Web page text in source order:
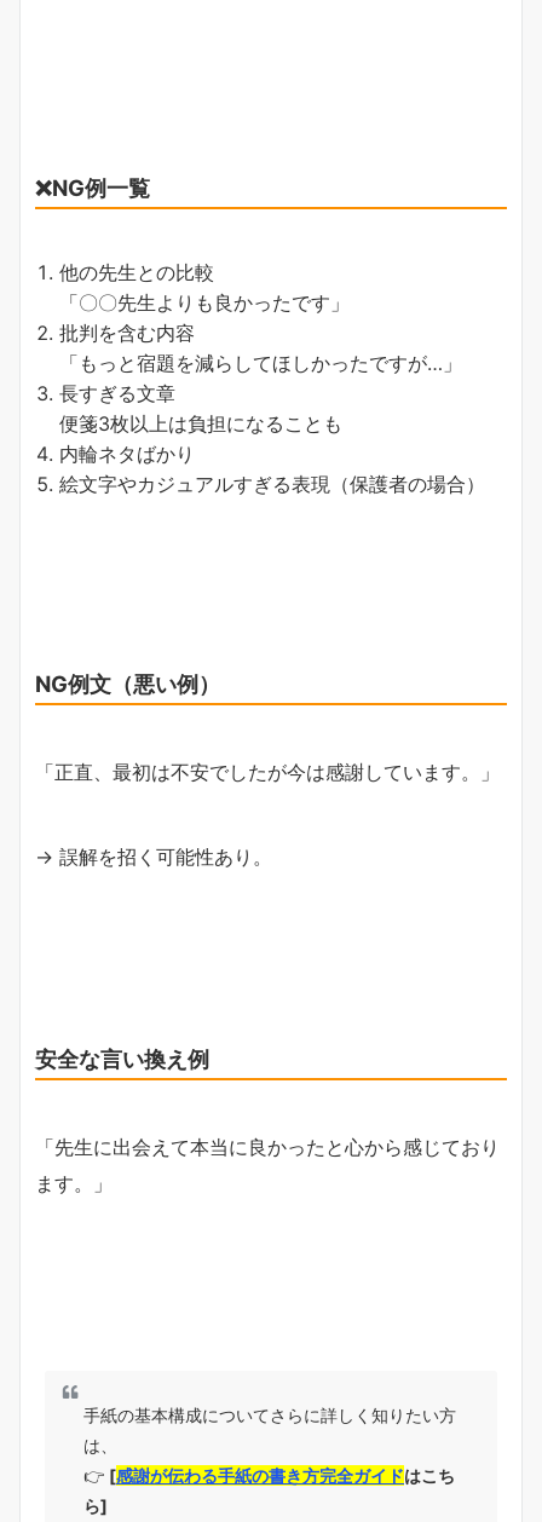
❌NG例一覧
他の先生との比較
「〇〇先生よりも良かったです」
批判を含む内容
「もっと宿題を減らしてほしかったですが…」
長すぎる文章
便箋3枚以上は負担になることも
内輪ネタばかり
絵文字やカジュアルすぎる表現（保護者の場合）
NG例文（悪い例）
「正直、最初は不安でしたが今は感謝しています。」
→ 誤解を招く可能性あり。
安全な言い換え例
「先生に出会えて本当に良かったと心から感じており
ます。」
手紙の基本構成についてさらに詳しく知りたい方
は、
👉 [感謝が伝わる手紙の書き方完全ガイドはこち
ら]